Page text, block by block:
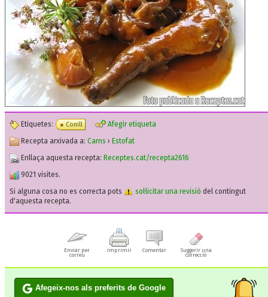
Etiquetes: Conill
Afegir etiqueta
Recepta arxivada a: Carns › Estofat
Enllaça aquesta recepta: Receptes.cat/recepta2616
9021 visites.
Si alguna cosa no es correcta pots
sol·licitar una revisió del contingut
d'aquesta recepta.
Enviar per
correu
Imprimir Comentar
Suggerir una
correcció
Afegeix-nos als preferits de Google